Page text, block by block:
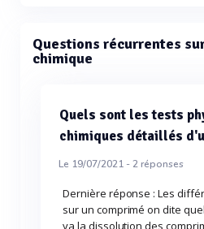
Questions récurrentes
chimique
Quels sont les tests
chimiques détaillés
Le 19/07/2021 -2réponses
Dernière réponse : Les
sur un comprimé on dite
ya la dissolution des